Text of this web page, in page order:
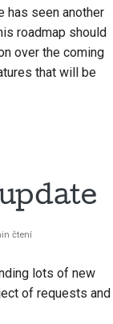
has seen another
roadmap should
over the coming
that will be
čtení
lots of new
of requests and